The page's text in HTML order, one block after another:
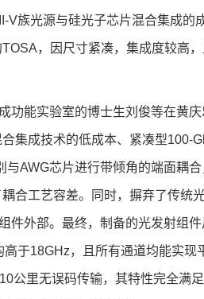
V族光源与硅光子芯片混合集成的
，因尺寸紧凑，集成度较高
功能实验室的博士生刘俊等在黄
集成技术的低成本、紧凑型100-
AWG芯片进行带倾角的端面耦
合工艺容差。同时，摒弃了传统
件外部。最终，制备的光发射组
于18GHz，且所有通道均能实
公里无误码传输，其特性完全满